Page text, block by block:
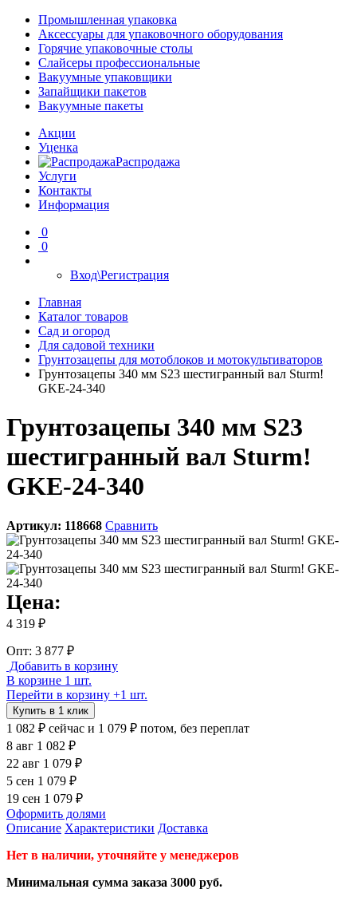
Промышленная упаковка
Аксессуары для упаковочного оборудования
Горячие упаковочные столы
Слайсеры профессиональные
Вакуумные упаковщики
Запайщики пакетов
Вакуумные пакеты
Акции
Уценка
Распродажа
Услуги
Контакты
Информация
0
0
Вход\Регистрация
Главная
Каталог товаров
Сад и огород
Для садовой техники
Грунтозацепы для мотоблоков и мотокультиваторов
Грунтозацепы 340 мм S23 шестигранный вал Sturm!
GKE-24-340
Грунтозацепы 340 мм S23
шестигранный вал Sturm!
GKE-24-340
Артикул: 118668 Сравнить
Цена:
4 319 ₽
Опт: 3 877 ₽
Добавить в корзину
В корзине 1 шт.
Перейти в корзину +1 шт.
Купить в 1 клик
1 082 ₽ сейчас и 1 079 ₽ потом, без переплат
8 авг 1 082 ₽
22 авг 1 079 ₽
5 сен 1 079 ₽
19 сен 1 079 ₽
Оформить долями
Описание Характеристики Доставка
Нет в наличии, уточняйте у менеджеров
Минимальная сумма заказа 3000 руб.